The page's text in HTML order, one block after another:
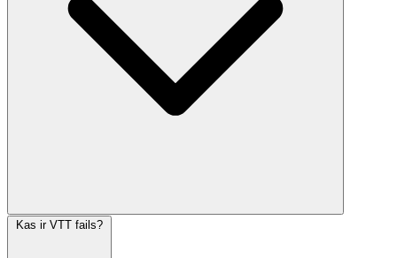
Kas ir VTT fails?